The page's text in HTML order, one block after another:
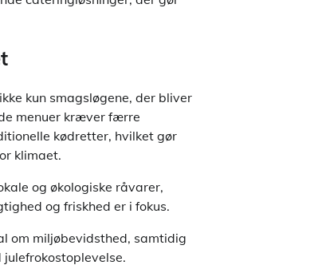
kun smagsløgene, der bliver
menuer kræver færre
kødretter, hvilket gør
klimaet.
og økologiske råvarer,
og friskhed er i fokus.
om miljøbevidsthed, samtidig